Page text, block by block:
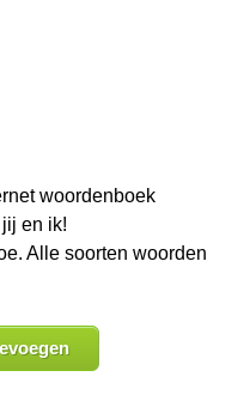
woordenboek
en ik!
Alle soorten woorden